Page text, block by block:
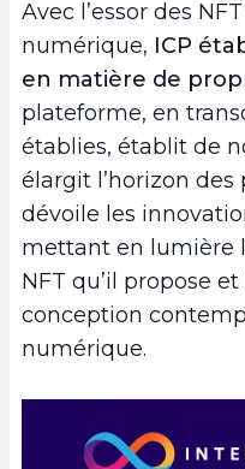
Avec l’essor des
numérique, ICP
en matière de
plateforme, en
établies, établit de
élargit l’horizon des
dévoile les
mettant en lumière
NFT qu’il propose
conception
numérique.